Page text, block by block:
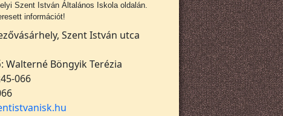
Szent István Általános Iskola oldalán.
információt!
Szent István utca
Walterné Böngyik Terézia
066